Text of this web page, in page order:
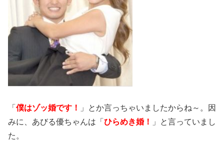
「 僕はゾッ婚です！
」とか言っちゃいましたからね～。因
みに、あびる優ちゃんは「 ひらめき婚！
」と言っていまし
た。